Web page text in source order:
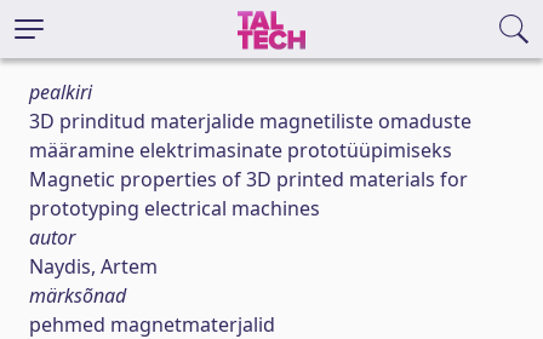
pealkiri
3D prinditud materjalide magnetiliste omaduste
määramine elektrimasinate prototüüpimiseks
Magnetic properties of 3D printed materials for
prototyping electrical machines
autor
Naydis, Artem
märksõnad
pehmed magnetmaterjalid